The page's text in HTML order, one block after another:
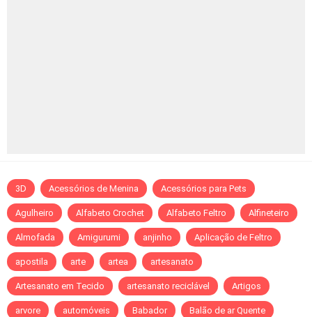
3D Acessórios de Menina Acessórios para Pets
Agulheiro Alfabeto Crochet Alfabeto Feltro Alfineteiro
Almofada Amigurumi anjinho Aplicação de Feltro
apostila arte artea artesanato
Artesanato em Tecido artesanato reciclável Artigos
arvore automóveis Babador Balão de ar Quente